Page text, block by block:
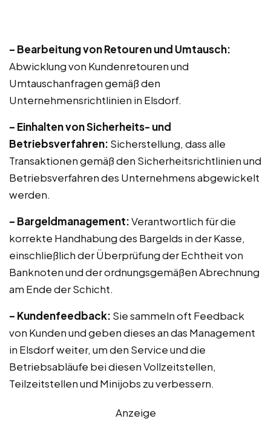
– Bearbeitung von Retouren und Umtausch:
Abwicklung von Kundenretouren und
Umtauschanfragen gemäß den
Unternehmensrichtlinien in Elsdorf.
– Einhalten von Sicherheits- und
Betriebsverfahren: Sicherstellung, dass alle
Transaktionen gemäß den Sicherheitsrichtlinien und
Betriebsverfahren des Unternehmens abgewickelt
werden.
– Bargeldmanagement:Verantwortlich für die
korrekte Handhabung des Bargelds in der Kasse,
einschließlich der Überprüfung der Echtheit von
Banknoten und der ordnungsgemäßen Abrechnung
am Ende der Schicht.
– Kundenfeedback: Sie sammeln oft Feedback
von Kunden und geben dieses an das Management
in Elsdorf weiter, um den Service und die
Betriebsabläufe bei diesen Vollzeitstellen,
Teilzeitstellen und Minijobs zu verbessern.
Anzeige